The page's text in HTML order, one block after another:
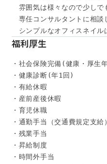
雰囲気は様々なので少しで
専任コンサルタントに相談
シンプルなオフィスネイル
福利厚生
・社会保険完備(健康・厚生
・健康診断(年1回)
・有給休暇
・産前産後休暇
・育児休職
・通勤手当（交通費規定支給）
・残業手当
・昇給制度
・時間外手当